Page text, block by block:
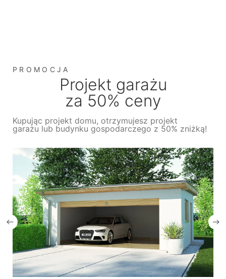
PROMOCJA
Projekt garażu
za 50% ceny
Kupując projekt domu, otrzymujesz projekt
garażu lub budynku gospodarczego z 50% zniżką!